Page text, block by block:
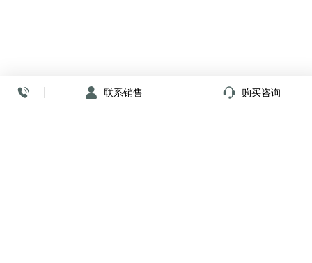
联系销售 购买咨询